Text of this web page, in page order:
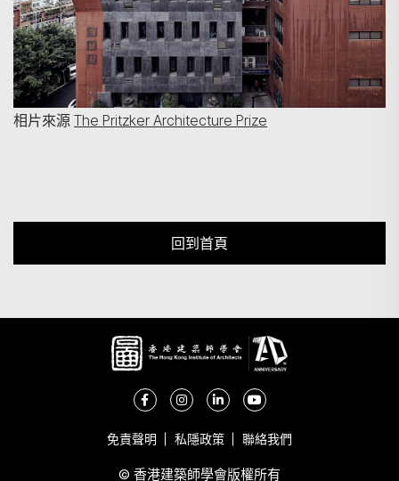
相片來源 The Pritzker Architecture Prize
回到首頁
免責聲明 私隱政策 聯絡我們
© 香港建築師學會版權所有